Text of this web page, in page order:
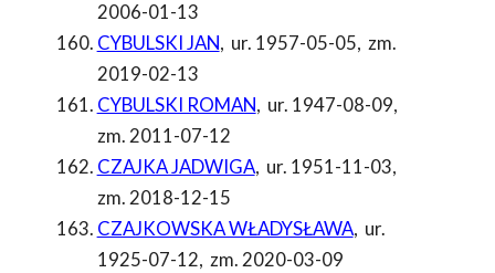
2006-01-13
CYBULSKI JAN, ur. 1957-05-05, zm.
2019-02-13
CYBULSKI ROMAN, ur. 1947-08-09,
zm. 2011-07-12
CZAJKA JADWIGA, ur. 1951-11-03,
zm. 2018-12-15
CZAJKOWSKA WŁADYSŁAWA, ur.
1925-07-12, zm. 2020-03-09